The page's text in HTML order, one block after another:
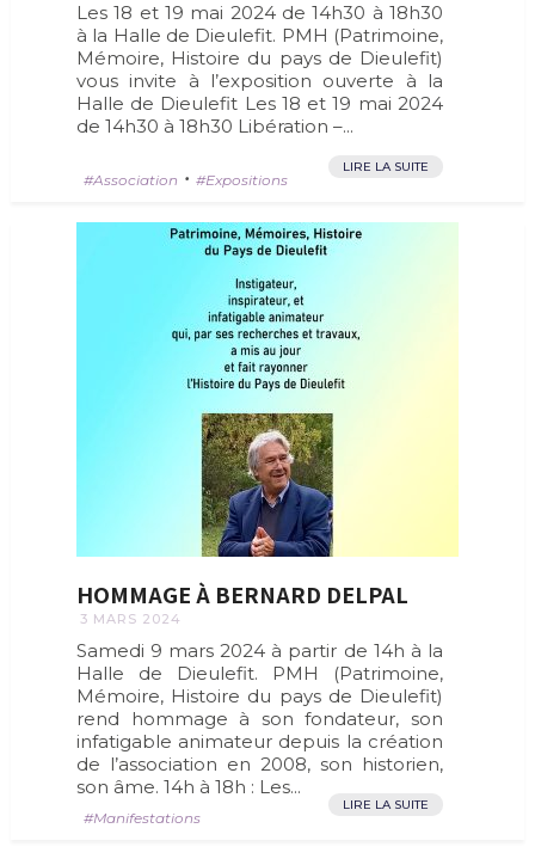
Les 18 et 19 mai 2024 de 14h30 à 18h30
à la Halle de Dieulefit. PMH (Patrimoine,
Mémoire, Histoire du pays de Dieulefit)
vous invite à l’exposition ouverte à la
Halle de Dieulefit Les 18 et 19 mai 2024
de 14h30 à 18h30 Libération –...
LIRE LA SUITE
Association • Expositions
HOMMAGE À BERNARD DELPAL
3 MARS 2024
Samedi 9 mars 2024 à partir de 14h à la
Halle de Dieulefit. PMH (Patrimoine,
Mémoire, Histoire du pays de Dieulefit)
rend hommage à son fondateur, son
infatigable animateur depuis la création
de l’association en 2008, son historien,
son âme. 14h à 18h : Les...
LIRE LA SUITE
Manifestations